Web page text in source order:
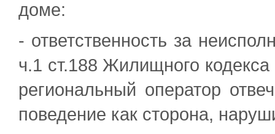
доме:
- ответственность за
ч.1 ст.188 Жилищного
региональный оператор
поведение как сторона,